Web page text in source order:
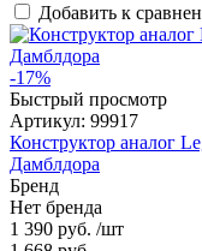
Добавить к
-17%
Быстрый просмотр
Артикул: 99917
Конструктор аналог
Дамблдора
Бренд
Нет бренда
1 390 руб. /шт